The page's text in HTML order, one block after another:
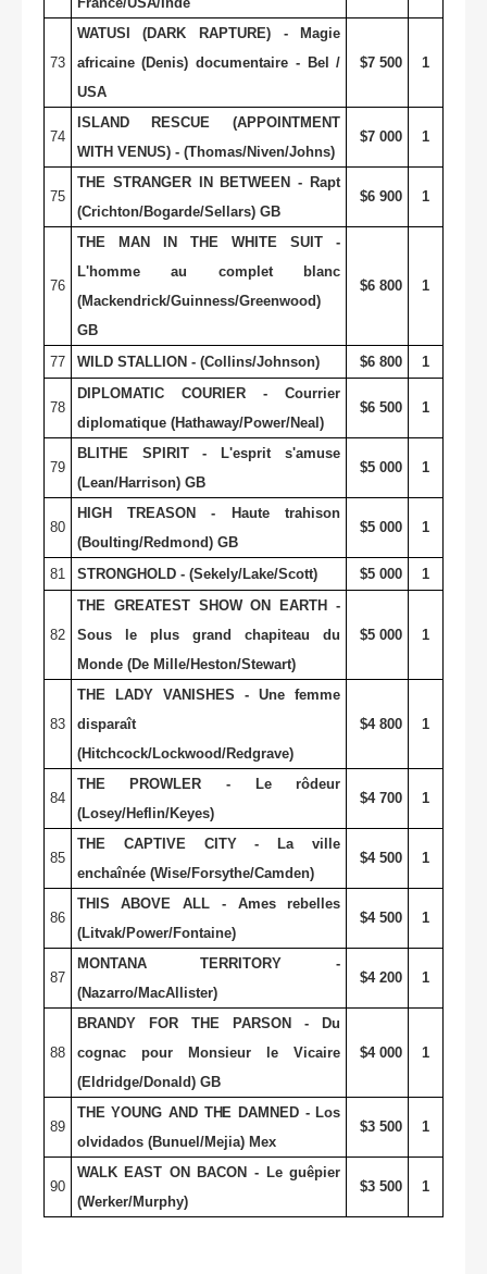
73
WATUSI (DARK RAPTURE) - Magie
africaine (Denis) documentaire - Bel /
USA
$7 500 1
74
ISLAND RESCUE (APPOINTMENT
WITH VENUS) - (Thomas/Niven/Johns)
$7 000 1
75
THE STRANGER IN BETWEEN - Rapt
(Crichton/Bogarde/Sellars) GB
$6 900 1
76
THE MAN IN THE WHITE SUIT -
L'homme au complet blanc
(Mackendrick/Guinness/Greenwood)
GB
$6 800 1
77 WILD STALLION - (Collins/Johnson) $6 800 1
78
DIPLOMATIC COURIER - Courrier
diplomatique (Hathaway/Power/Neal)
$6 500 1
79
BLITHE SPIRIT - L'esprit s'amuse
(Lean/Harrison) GB
$5 000 1
80
HIGH TREASON - Haute trahison
(Boulting/Redmond) GB
$5 000 1
81 STRONGHOLD - (Sekely/Lake/Scott) $5 000 1
82
THE GREATEST SHOW ON EARTH -
Sous le plus grand chapiteau du
Monde (De Mille/Heston/Stewart)
$5 000 1
83
THE LADY VANISHES - Une femme
disparaît
(Hitchcock/Lockwood/Redgrave)
$4 800 1
84
THE PROWLER - Le rôdeur
(Losey/Heflin/Keyes)
$4 700 1
85
THE CAPTIVE CITY - La ville
enchaînée (Wise/Forsythe/Camden)
$4 500 1
86
THIS ABOVE ALL - Ames rebelles
(Litvak/Power/Fontaine)
$4 500 1
87
MONTANA TERRITORY -
(Nazarro/MacAllister)
$4 200 1
88
BRANDY FOR THE PARSON - Du
cognac pour Monsieur le Vicaire
(Eldridge/Donald) GB
$4 000 1
89
THE YOUNG AND THE DAMNED - Los
olvidados (Bunuel/Mejia) Mex
$3 500 1
90
WALK EAST ON BACON - Le guêpier
(Werker/Murphy)
$3 500 1